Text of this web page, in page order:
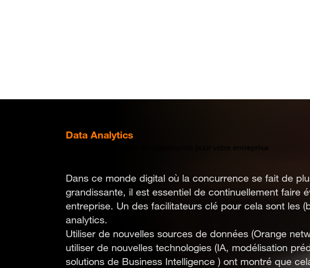
Data Analytics
Traduire les données en opportunité pour votre entreprise
Dans ce monde digital où la concurrence se fait de
grandissante, il est essentiel de continuellement faire
entreprise. Un des facilitateurs clé pour cela sont les
analytics.
Utiliser de nouvelles sources de données (Orange
utiliser de nouvelles technologies (IA, modélisation
solutions de Business Intelligence ) ont montré que